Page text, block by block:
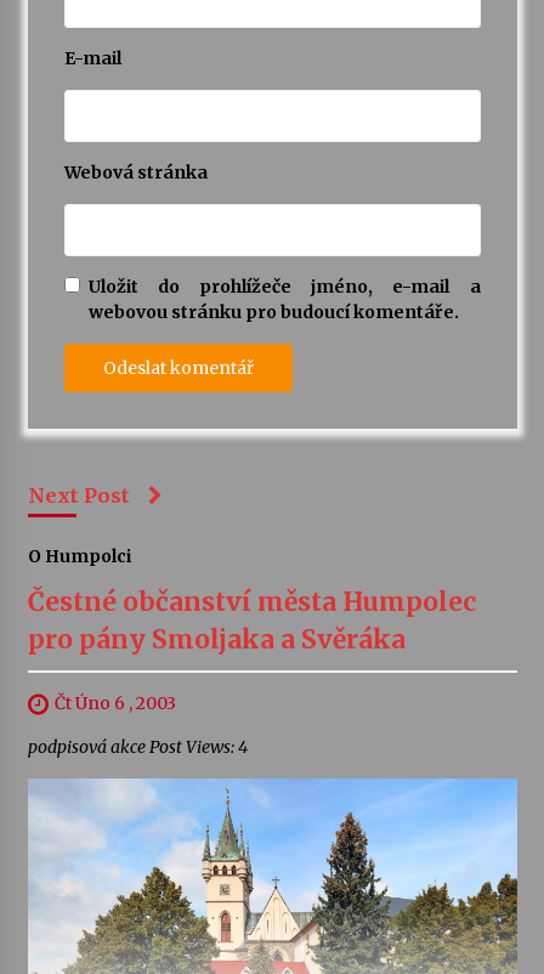
E-mail
Webová stránka
Uložit do prohlížeče jméno, e-mail a
webovou stránku pro budoucí komentáře.
Next Post
O Humpolci
Čestné občanství města Humpolec
pro pány Smoljaka a Svěráka
Čt Úno 6 , 2003
podpisová akce Post Views: 4